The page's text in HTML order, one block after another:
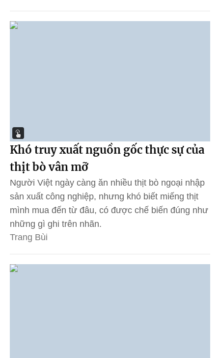
Khó truy xuất nguồn gốc thực sự của
thịt bò vân mỡ
Người Việt ngày càng ăn nhiều thịt bò ngoại nhập
sản xuất công nghiệp, nhưng khó biết miếng thịt
mình mua đến từ đâu, có được chế biến đúng như
những gì ghi trên nhãn.
Trang Bùi